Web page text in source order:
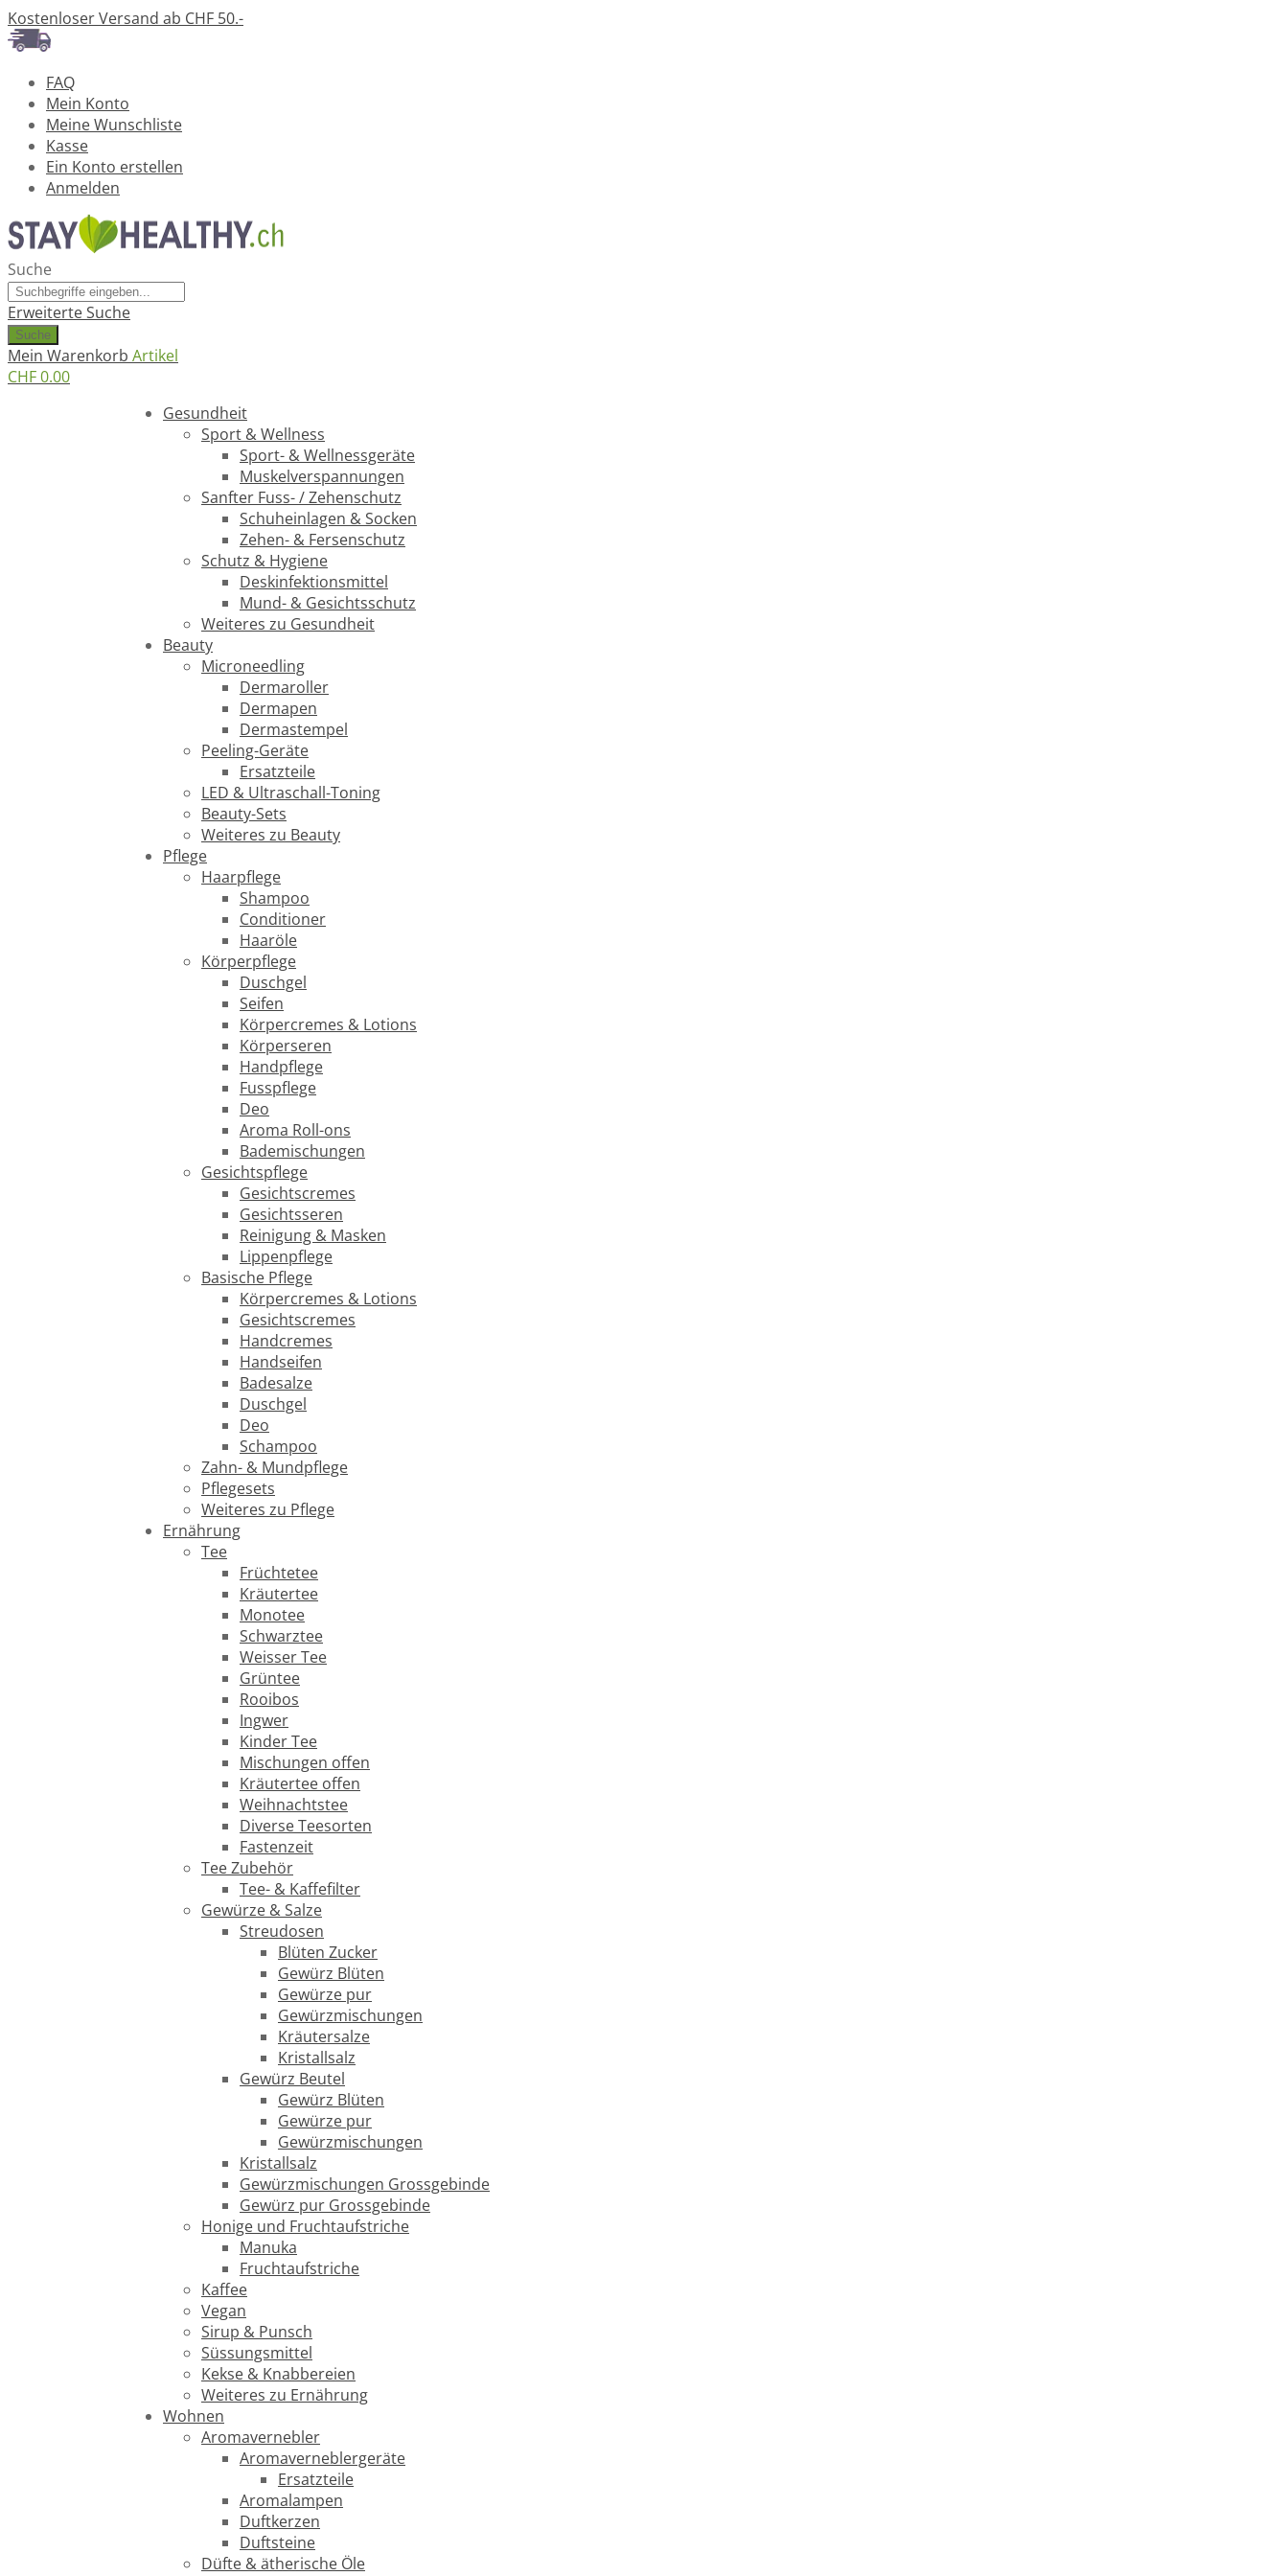
Kostenloser Versand ab CHF 50.-
FAQ
Mein Konto
Meine Wunschliste
Kasse
Ein Konto erstellen
Anmelden
Suche
Erweiterte Suche
Suche
Mein Warenkorb Artikel
CHF 0.00
Gesundheit
Sport & Wellness
Sport- & Wellnessgeräte
Muskelverspannungen
Sanfter Fuss- / Zehenschutz
Schuheinlagen & Socken
Zehen- & Fersenschutz
Schutz & Hygiene
Deskinfektionsmittel
Mund- & Gesichtsschutz
Weiteres zu Gesundheit
Beauty
Microneedling
Dermaroller
Dermapen
Dermastempel
Peeling-Geräte
Ersatzteile
LED & Ultraschall-Toning
Beauty-Sets
Weiteres zu Beauty
Pflege
Haarpflege
Shampoo
Conditioner
Haaröle
Körperpflege
Duschgel
Seifen
Körpercremes & Lotions
Körperseren
Handpflege
Fusspflege
Deo
Aroma Roll-ons
Bademischungen
Gesichtspflege
Gesichtscremes
Gesichtsseren
Reinigung & Masken
Lippenpflege
Basische Pflege
Körpercremes & Lotions
Gesichtscremes
Handcremes
Handseifen
Badesalze
Duschgel
Deo
Schampoo
Zahn- & Mundpflege
Pflegesets
Weiteres zu Pflege
Ernährung
Tee
Früchtetee
Kräutertee
Monotee
Schwarztee
Weisser Tee
Grüntee
Rooibos
Ingwer
Kinder Tee
Mischungen offen
Kräutertee offen
Weihnachtstee
Diverse Teesorten
Fastenzeit
Tee Zubehör
Tee- & Kaffefilter
Gewürze & Salze
Streudosen
Blüten Zucker
Gewürz Blüten
Gewürze pur
Gewürzmischungen
Kräutersalze
Kristallsalz
Gewürz Beutel
Gewürz Blüten
Gewürze pur
Gewürzmischungen
Kristallsalz
Gewürzmischungen Grossgebinde
Gewürz pur Grossgebinde
Honige und Fruchtaufstriche
Manuka
Fruchtaufstriche
Kaffee
Vegan
Sirup & Punsch
Süssungsmittel
Kekse & Knabbereien
Weiteres zu Ernährung
Wohnen
Aromavernebler
Aromaverneblergeräte
Ersatzteile
Aromalampen
Duftkerzen
Duftsteine
Düfte & ätherische Öle